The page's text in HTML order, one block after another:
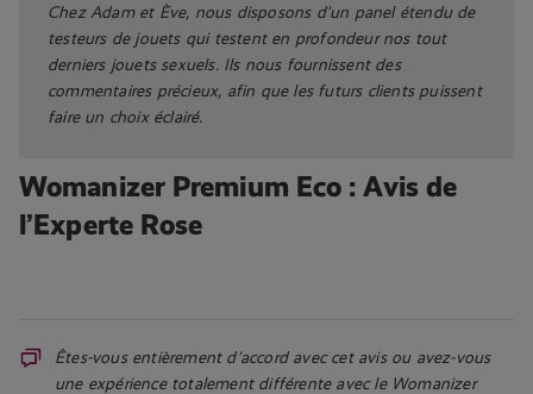
Chez Adam et Ève, nous disposons d’un panel étendu de
testeurs de jouets qui testent en profondeur nos tout
derniers jouets sexuels. Ils nous fournissent des
commentaires précieux, afin que les futurs clients puissent
faire un choix éclairé.
Womanizer Premium Eco : Avis de
l’Experte Rose
Êtes-vous entièrement d’accord avec cet avis ou avez-vous
une expérience totalement différente avec le Womanizer